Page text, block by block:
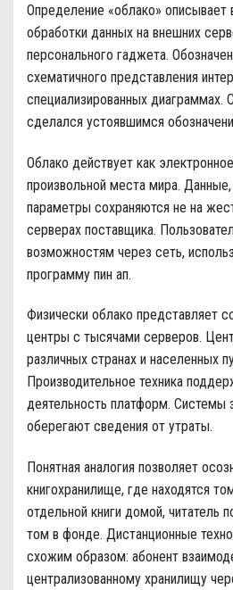
Определение «облако» описывает
обработки данных на внешних
персонального гаджета.
схематичного представления
специализированных диаграммах.
сделался устоявшимся
Облако действует как
произвольной места мира.
параметры сохраняются не на
серверах поставщика.
возможностям через сеть,
программу пин ап.
Физически облако представляет
центры с тысячами серверов.
различных странах и населенных
Производительное техника
деятельность платформ. Системы
оберегают сведения от утраты.
Понятная аналогия позволяет
книгохранилище, где находятся
отдельной книги домой, читатель
том в фонде. Дистанционные
схожим образом: абонент
централизованному хранилищу